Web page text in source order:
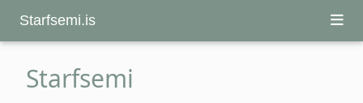
Starfsemi.is
Starfsemi